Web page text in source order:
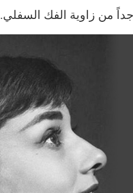
من زاوية الفك السفلي.